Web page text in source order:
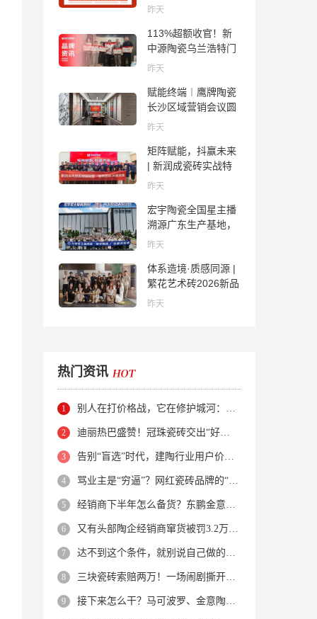
合格；科达购买特福
过；蒙娜丽莎5千万
回购股份；建霖家居
海外产能突破18亿元
昨天
113%超额收官！新
中源陶瓷乌兰浩特门
店周年活动圆满落幕
昨天
赋能终端︱鹰牌陶瓷
长沙区域营销会议圆
满举行，共探渠道拓
昨天
矩阵赋能，抖赢未来
| 新润成瓷砖实战特
训营成功举办，吹响
号！
昨天
宏宇陶瓷全国星主播
溯源广东生产基地，
进阶ROI长效变现新
昨天
体系造境·质感同源 |
繁花艺术砖2026新品
发布媒体见面会圆满
昨天
热门资讯
别人在打价格战，它在修护城河：新明珠岩板的逆势密码
迪丽热巴盛赞！冠珠瓷砖交出“好房子”的标准答卷
告别“盲选”时代，建陶行业用户价值正在被改写！
骂业主是“穷逼”？网红瓷砖品牌的“真实面目”被揭开了！
经销商下半年怎么备货？东鹏金意陶马可波罗等10大品牌集体亮剑
又有头部陶企经销商窜货被罚3.2万！品牌区域保护岌岌可危？
达不到这个条件，就别说自己做的是质感砖！
三块瓷砖索赔两万！一场闹剧撕开了装修“碰瓷”的遮羞布
接下来怎么干？马可波罗、金意陶、蒙娜丽莎、箭牌、欧神诺、宏宇…